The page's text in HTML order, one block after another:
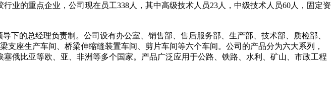
业的重点企业，公司现在员工338人，其中高级技术人员23人，中级技术人员60人，固定资
的总经理负责制。公司设有办公室、销售部、售后服务部、生产部、技术部、质检部、
座生产车间、桥梁伸缩缝装置车间、剪片车间等六个车间。公司的产品分为六大系列，
俄比亚等欧、亚、非洲等多个国家。产品广泛应用于公路、铁路、水利、矿山、市政工程